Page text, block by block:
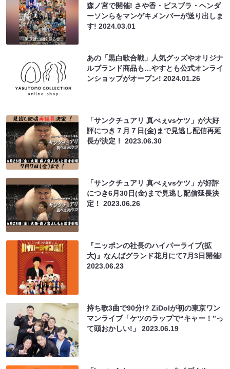
森ノ宮で開催! さや香・ビスブラ・ヘンダ
ーソンらをマンゲキメンバーが送り出しま
す!2024.03.01
あの「黒白歌合戦」人気グッズやオリジナ
ルブランド商品も…やすとも公式オンライ
ンショップがオープン!2024.01.26
「サンクチュアリ 真べぇvsケツ」が大好
評につき７月７日(金)まで見逃し配信再延
長が決定！2023.06.30
「サンクチュアリ 真べぇvsケツ」が好評
につき6月30日(金)まで見逃し配信延長決
定！2023.06.26
『ニッポンの社長のハイパーライブ(拡
大)』なんばグランド花月にて7月3日開催!
2023.06.23
持ち歌3曲で90分!? ZiDolが初の東京ワン
マンライブ「ケツのラップで“キャー！”っ
て頭おかしい!」2023.06.19